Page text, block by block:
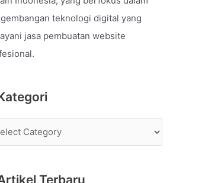
teknologi digital yang
jasa pembuatan website
Terbaru